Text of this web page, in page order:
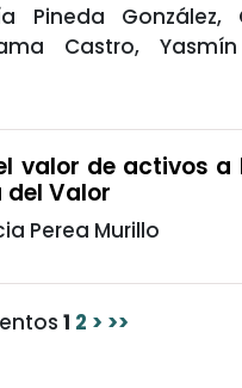
Pineda González,
Castro,
valor de activos a
del Valor
Perea Murillo
1 2 > >>